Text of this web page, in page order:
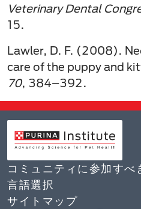
Veterinary Dental
15. ​
Lawler, D. F. (2008).
care of the puppy and
70, 384–392.
コミュニティに参加すべ
言語選択​
サイトマップ